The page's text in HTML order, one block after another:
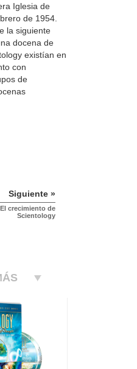
Iglesia de
de 1954.
la siguiente
docena de
existían en
con
de
Siguiente »
El crecimiento de
Scientology